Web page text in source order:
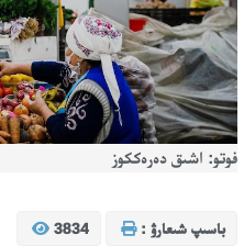
فوتو: اشىق دەرەككوز
باسىپ شىعارۋ : 3834